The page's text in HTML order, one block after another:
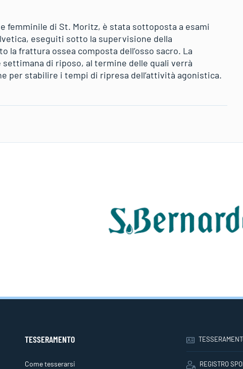
femminile di St. Moritz, è stata sottoposta a esami
eseguiti sotto la supervisione della
la frattura ossea composta dell’osso sacro. La
di riposo, al termine delle quali verrà
per stabilire i tempi di ripresa dell’attività agonistica.
TESSERAMENTO
Come tesserarsi
REGISTRO